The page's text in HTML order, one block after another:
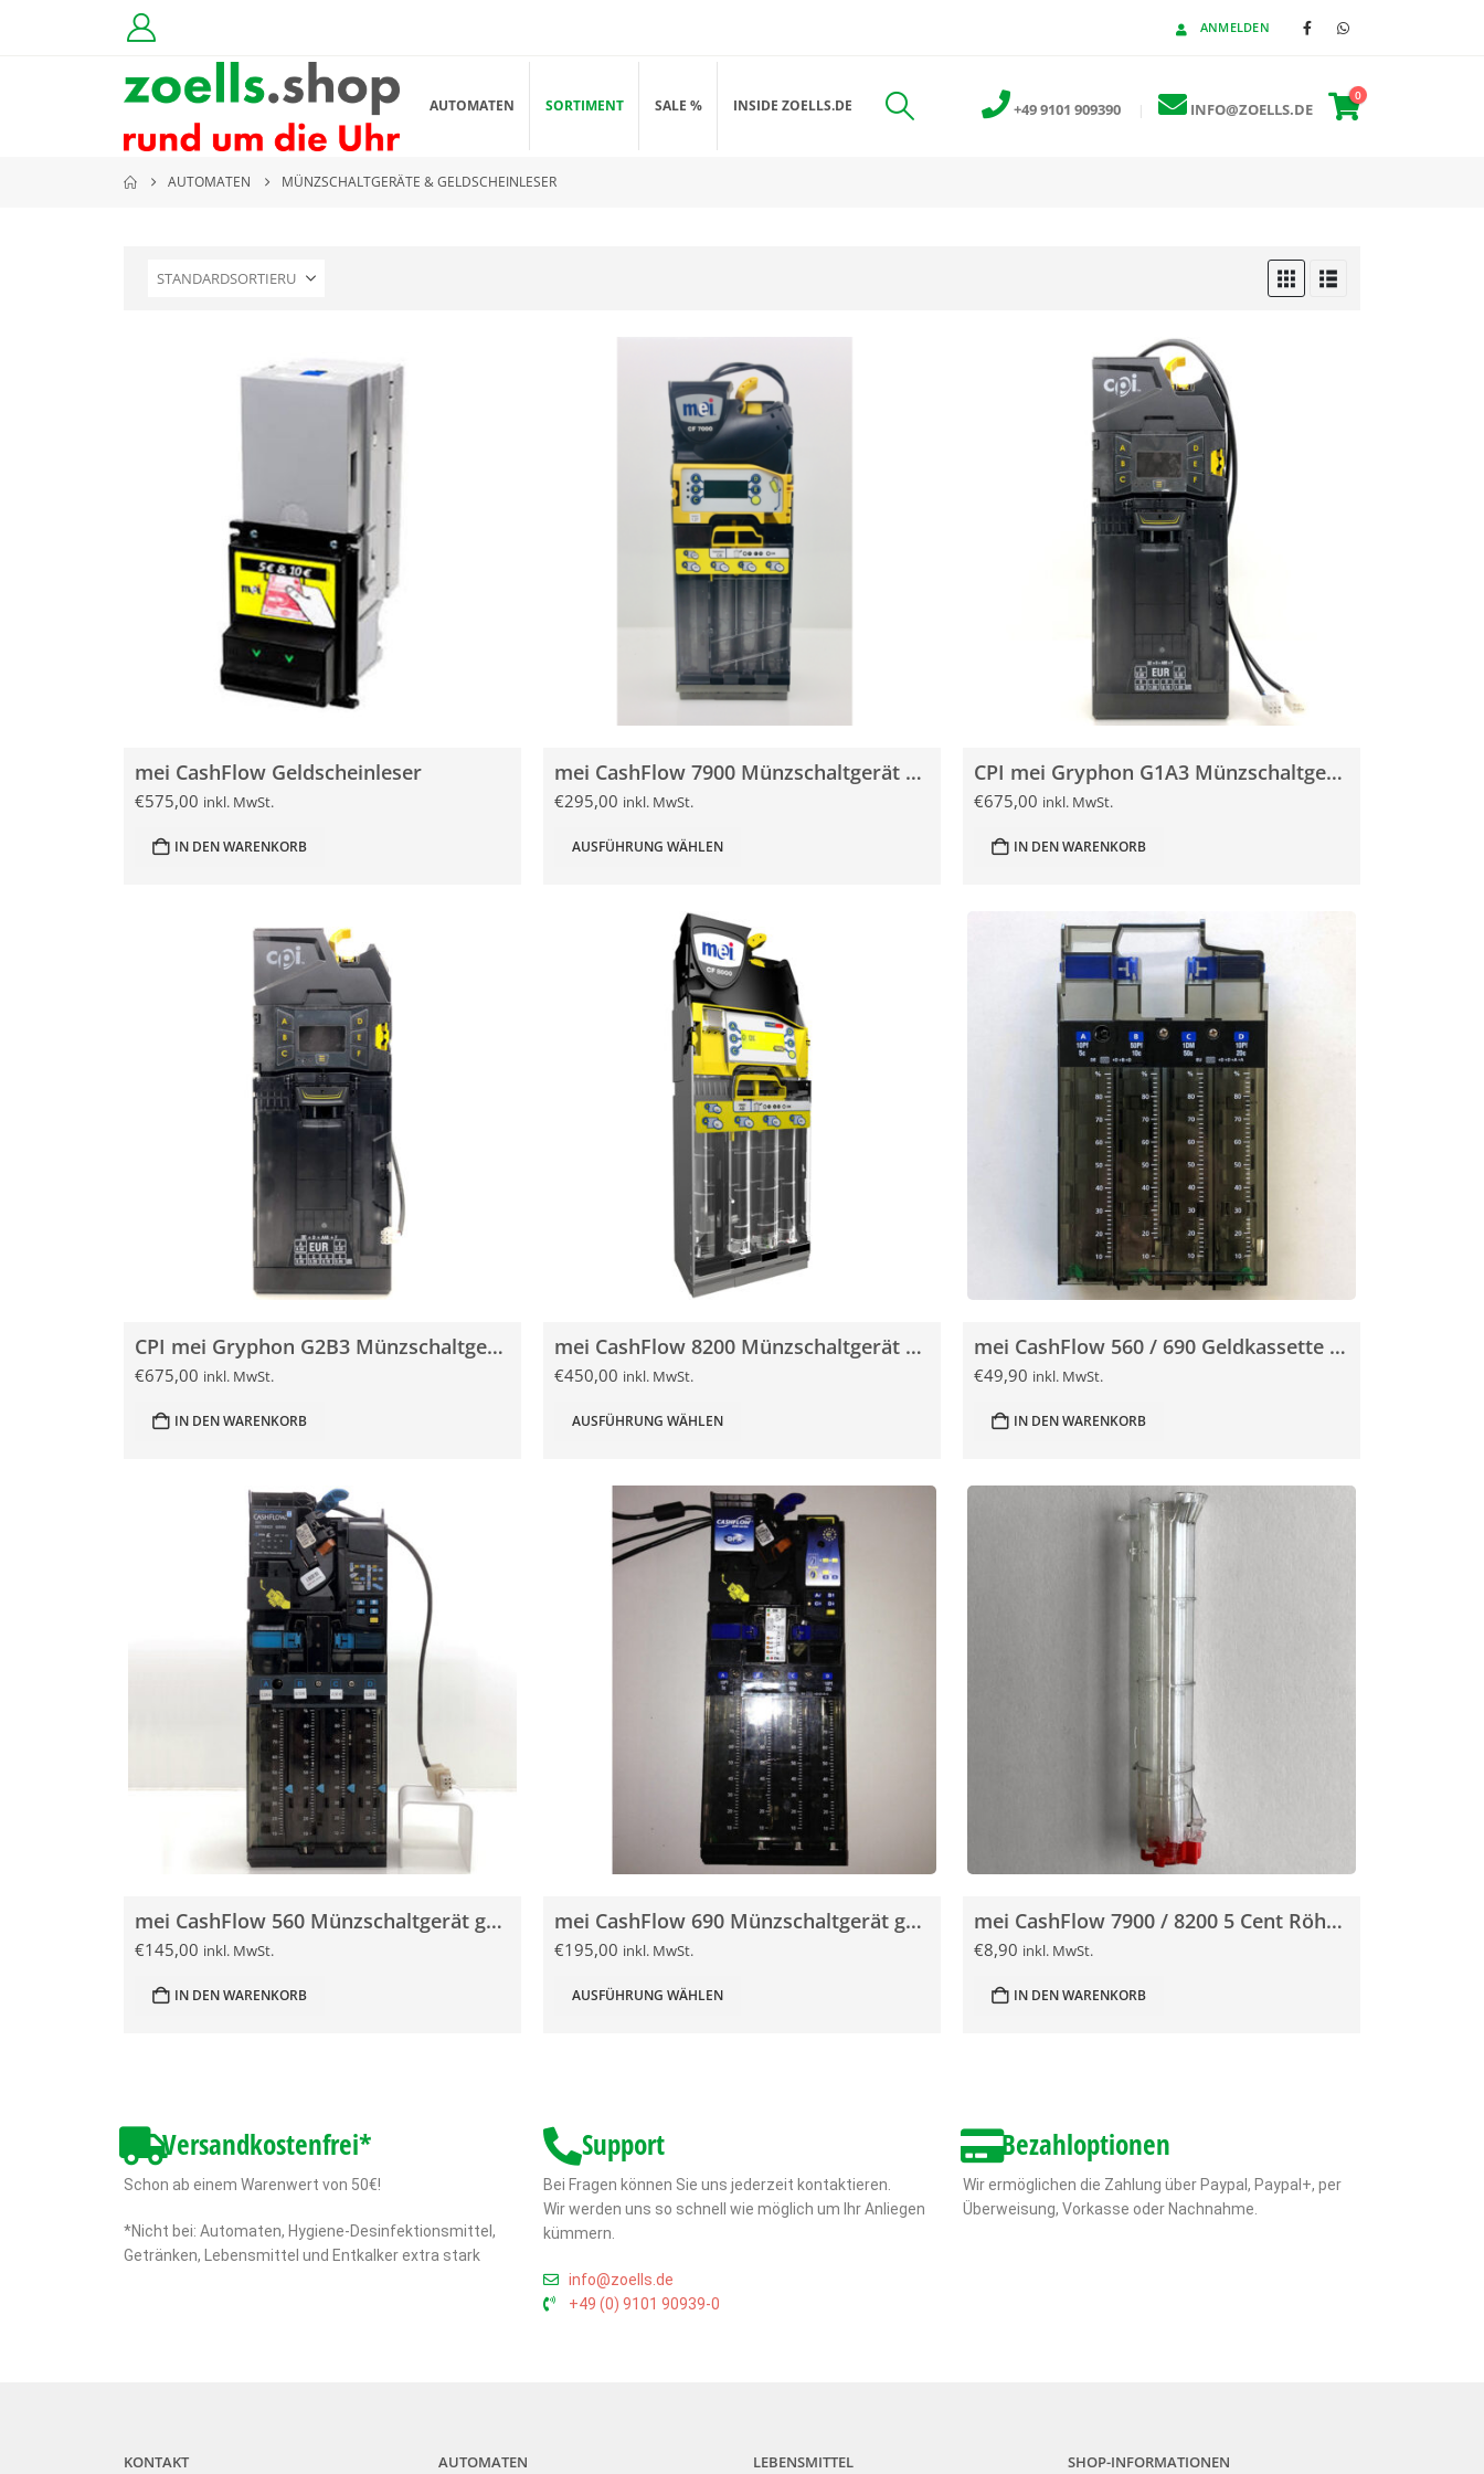
ANMELDEN
AUTOMATEN SORTIMENT SALE % INSIDE ZOELLS.DE +49 9101 909390 | INFO@ZOELLS.DE
0
AUTOMATEN MÜNZSCHALTGERÄTE & GELDSCHEINLESER
mei CashFlow Geldscheinleser
€575,00 inkl. MwSt.
IN DEN WARENKORB
mei CashFlow 7900 Münzschaltgerät gebraucht
€295,00 inkl. MwSt.
AUSFÜHRUNG WÄHLEN
CPI mei Gryphon G1A3 Münzschaltgerät NEU
€675,00 inkl. MwSt.
IN DEN WARENKORB
CPI mei Gryphon G2B3 Münzschaltgerät NEU
€675,00 inkl. MwSt.
IN DEN WARENKORB
mei CashFlow 8200 Münzschaltgerät gebraucht
€450,00 inkl. MwSt.
AUSFÜHRUNG WÄHLEN
mei CashFlow 560 / 690 Geldkassette für Münzschaltgerät
€49,90 inkl. MwSt.
IN DEN WARENKORB
mei CashFlow 560 Münzschaltgerät gebraucht
€145,00 inkl. MwSt.
IN DEN WARENKORB
mei CashFlow 690 Münzschaltgerät gebraucht
€195,00 inkl. MwSt.
AUSFÜHRUNG WÄHLEN
mei CashFlow 7900 / 8200 5 Cent Röhre / Tube für Münzschaltgerät
€8,90 inkl. MwSt.
IN DEN WARENKORB
Versandkostenfrei*
Schon ab einem Warenwert von 50€!
*Nicht bei: Automaten, Hygiene-Desinfektionsmittel,
Getränken, Lebensmittel und Entkalker extra stark
Support
Bei Fragen können Sie uns jederzeit kontaktieren.
Wir werden uns so schnell wie möglich um Ihr Anliegen
kümmern.
info@zoells.de
+49 (0) 9101 90939-0
Bezahloptionen
Wir ermöglichen die Zahlung über Paypal, Paypal+, per
Überweisung, Vorkasse oder Nachnahme.
KONTAKT AUTOMATEN LEBENSMITTEL SHOP-INFORMATIONEN